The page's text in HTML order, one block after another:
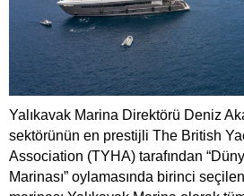
Yalıkavak Marina Direktörü Deniz
sektörünün en prestijli The British
Association (TYHA) tarafından
Marinası” oylamasında birinci